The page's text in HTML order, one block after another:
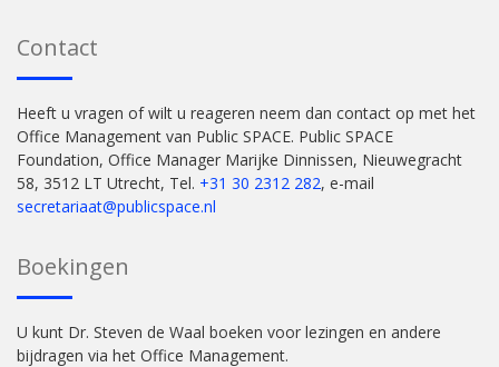
Contact
Heeft u vragen of wilt u reageren neem dan contact op met het
Office Management van Public SPACE. Public SPACE
Foundation, Office Manager Marijke Dinnissen, Nieuwegracht
58, 3512 LT Utrecht, Tel. +31 30 2312 282, e-mail
secretariaat@publicspace.nl
Boekingen
U kunt Dr. Steven de Waal boeken voor lezingen en andere
bijdragen via het Office Management.